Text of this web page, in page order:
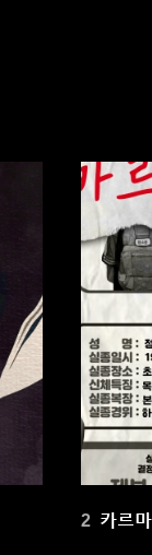
2 카르마